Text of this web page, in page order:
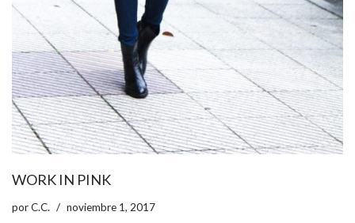
WORK IN PINK
porC.C. noviembre 1, 2017